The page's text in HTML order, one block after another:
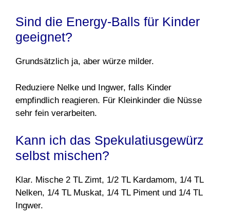
Sind die Energy-Balls für Kinder
geeignet?
Grundsätzlich ja, aber würze milder.
Reduziere Nelke und Ingwer, falls Kinder
empfindlich reagieren. Für Kleinkinder die Nüsse
sehr fein verarbeiten.
Kann ich das Spekulatiusgewürz
selbst mischen?
Klar. Mische 2 TL Zimt, 1/2 TL Kardamom, 1/4 TL
Nelken, 1/4 TL Muskat, 1/4 TL Piment und 1/4 TL
Ingwer.